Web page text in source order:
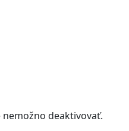
deaktivovať.